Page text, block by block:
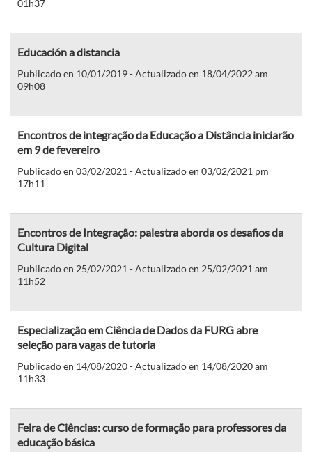
01h37
Educación a distancia
Publicado en 10/01/2019 - Actualizado en 18/04/2022 am
09h08
Encontros de integração da Educação a Distância iniciarão
em 9 de fevereiro
Publicado en 03/02/2021 - Actualizado en 03/02/2021 pm
17h11
Encontros de Integração: palestra aborda os desafios da
Cultura Digital
Publicado en 25/02/2021 - Actualizado en 25/02/2021 am
11h52
Especialização em Ciência de Dados da FURG abre
seleção para vagas de tutoria
Publicado en 14/08/2020 - Actualizado en 14/08/2020 am
11h33
Feira de Ciências: curso de formação para professores da
educação básica